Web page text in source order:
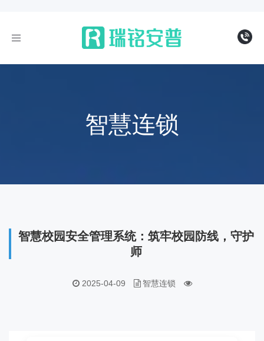
导
智慧连锁
智慧校园安全管理系统：筑牢校园防线，守护
师
2025-04-09 智慧连锁